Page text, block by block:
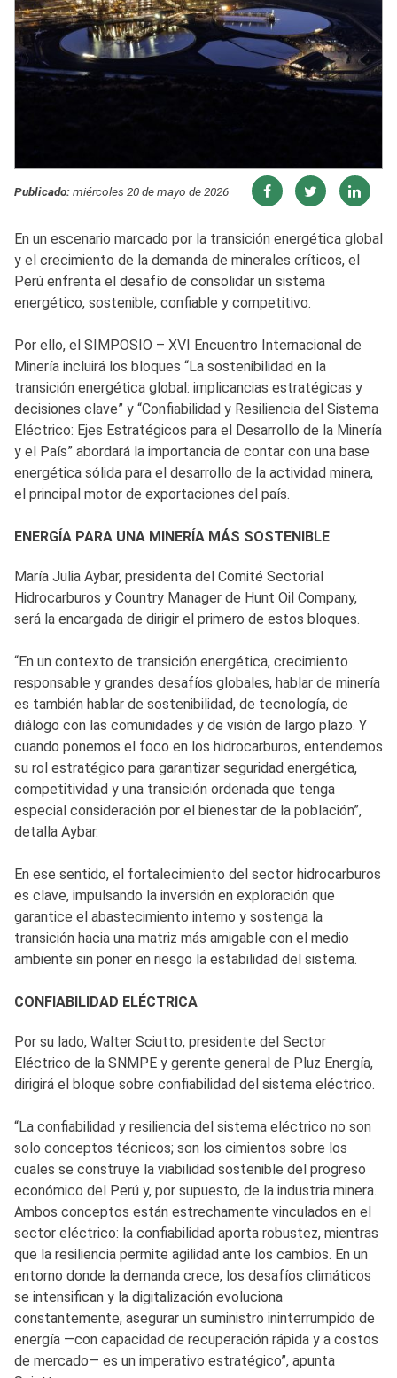
Publicado:miércoles 20 de mayo de 2026
En un escenario marcado por la transición energética global
y el crecimiento de la demanda de minerales críticos, el
Perú enfrenta el desafío de consolidar un sistema
energético, sostenible, confiable y competitivo.
Por ello, el SIMPOSIO – XVI Encuentro Internacional de
Minería incluirá los bloques “La sostenibilidad en la
transición energética global: implicancias estratégicas y
decisiones clave” y “Confiabilidad y Resiliencia del Sistema
Eléctrico: Ejes Estratégicos para el Desarrollo de la Minería
y el País” abordará la importancia de contar con una base
energética sólida para el desarrollo de la actividad minera,
el principal motor de exportaciones del país.
ENERGÍA PARA UNA MINERÍA MÁS SOSTENIBLE
María Julia Aybar, presidenta del Comité Sectorial
Hidrocarburos y Country Manager de Hunt Oil Company,
será la encargada de dirigir el primero de estos bloques.
“En un contexto de transición energética, crecimiento
responsable y grandes desafíos globales, hablar de minería
es también hablar de sostenibilidad, de tecnología, de
diálogo con las comunidades y de visión de largo plazo. Y
cuando ponemos el foco en los hidrocarburos, entendemos
su rol estratégico para garantizar seguridad energética,
competitividad y una transición ordenada que tenga
especial consideración por el bienestar de la población”,
detalla Aybar.
En ese sentido, el fortalecimiento del sector hidrocarburos
es clave, impulsando la inversión en exploración que
garantice el abastecimiento interno y sostenga la
transición hacia una matriz más amigable con el medio
ambiente sin poner en riesgo la estabilidad del sistema.
CONFIABILIDAD ELÉCTRICA
Por su lado, Walter Sciutto, presidente del Sector
Eléctrico de la SNMPE y gerente general de Pluz Energía,
dirigirá el bloque sobre confiabilidad del sistema eléctrico.
“La confiabilidad y resiliencia del sistema eléctrico no son
solo conceptos técnicos; son los cimientos sobre los
cuales se construye la viabilidad sostenible del progreso
económico del Perú y, por supuesto, de la industria minera.
Ambos conceptos están estrechamente vinculados en el
sector eléctrico: la confiabilidad aporta robustez, mientras
que la resiliencia permite agilidad ante los cambios. En un
entorno donde la demanda crece, los desafíos climáticos
se intensifican y la digitalización evoluciona
constantemente, asegurar un suministro ininterrumpido de
energía —con capacidad de recuperación rápida y a costos
de mercado— es un imperativo estratégico”, apunta